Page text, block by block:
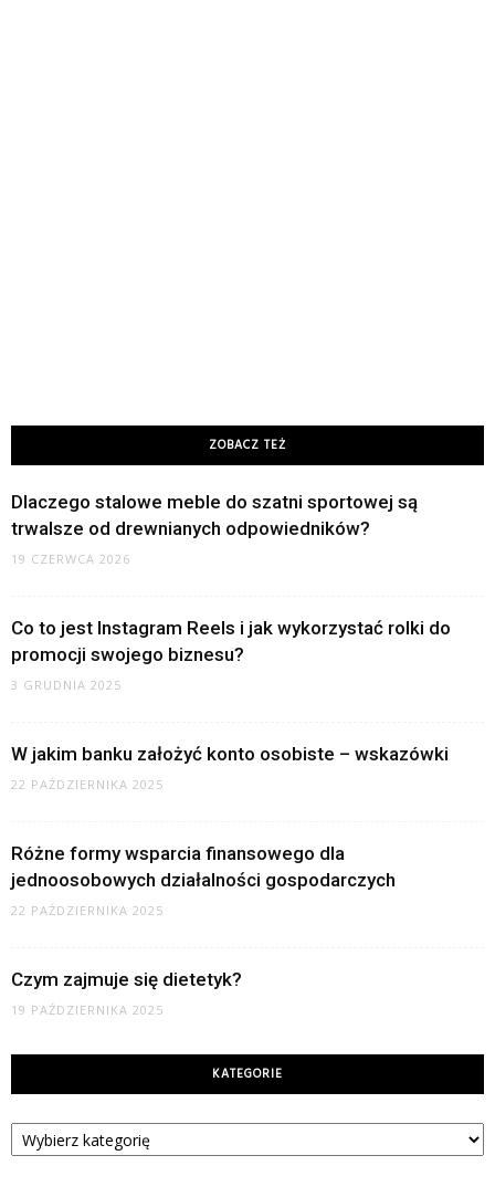
ZOBACZ TEŻ
Dlaczego stalowe meble do szatni sportowej są
trwalsze od drewnianych odpowiedników?
19 CZERWCA 2026
Co to jest Instagram Reels i jak wykorzystać rolki do
promocji swojego biznesu?
3 GRUDNIA 2025
W jakim banku założyć konto osobiste – wskazówki
22 PAŹDZIERNIKA 2025
Różne formy wsparcia finansowego dla
jednoosobowych działalności gospodarczych
22 PAŹDZIERNIKA 2025
Czym zajmuje się dietetyk?
19 PAŹDZIERNIKA 2025
KATEGORIE
Kategorie